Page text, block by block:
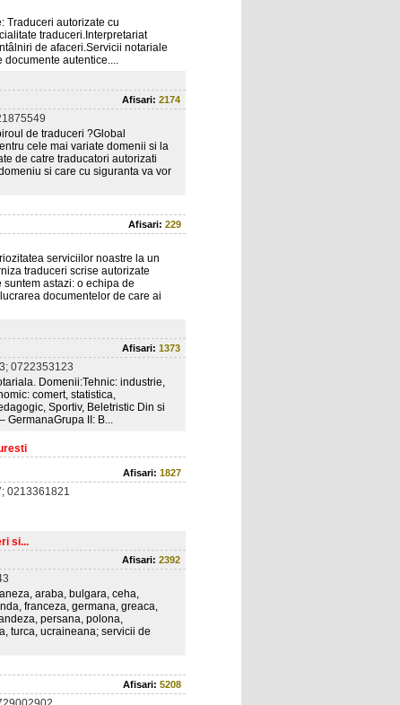
Traduceri autorizate cu
traduceri.Interpretariat
de afaceri.Servicii notariale
autentice....
Afisari: 2174
de traduceri ?Global
cele mai variate domenii si la
de catre traducatori autorizati
si care cu siguranta va vor
Afisari: 229
serviciilor noastre la un
traduceri scrise autorizate
astazi: o echipa de
documentelor de care ai
Afisari: 1373
0722353123
Domenii:Tehnic: industrie,
comert, statistica,
Sportiv, Beletristic Din si
GermanaGrupa II: B...
Afisari: 1827
0213361821
si...
Afisari: 2392
araba, bulgara, ceha,
franceza, germana, greaca,
persana, polona,
turca, ucraineana; servicii de
Afisari: 5208